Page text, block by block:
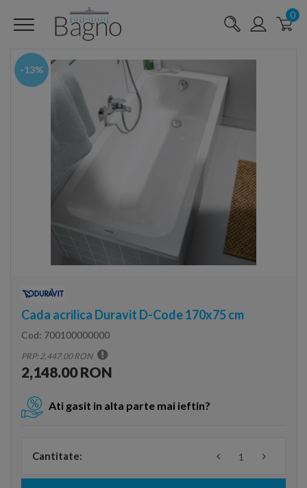
0
-13%
Cada acrilica Duravit D-Code 170x75 cm
Cod: 700100000000
PRP: 2,447.00 RON
2,148.00 RON
Ati gasit in alta parte mai ieftin?
Cantitate: